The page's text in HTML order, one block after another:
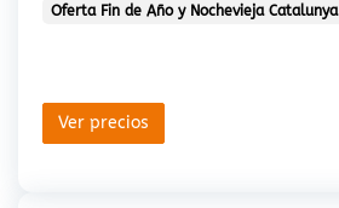
Oferta Fin de Año y Nochevieja Catalunya
Ver precios